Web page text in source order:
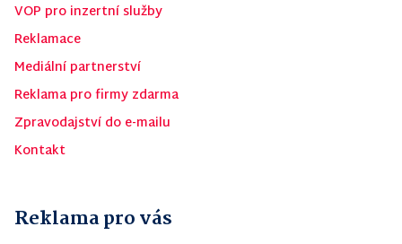
VOP pro inzertní služby
Reklamace
Mediální partnerství
Reklama pro firmy zdarma
Zpravodajství do e-mailu
Kontakt
Reklama pro vás